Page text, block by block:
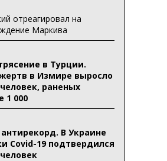
отреагировал на
Маркива
в Турции.
в Измире выросло
раненых
1 000
В Украине
Covid-19 подтвердился